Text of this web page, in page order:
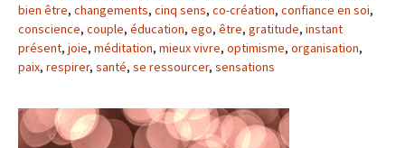
bien être, changements, cinq sens, co-création, confiance en soi,
conscience, couple, éducation, ego, être, gratitude, instant
présent, joie, méditation, mieux vivre, optimisme, organisation,
paix, respirer, santé, se ressourcer, sensations